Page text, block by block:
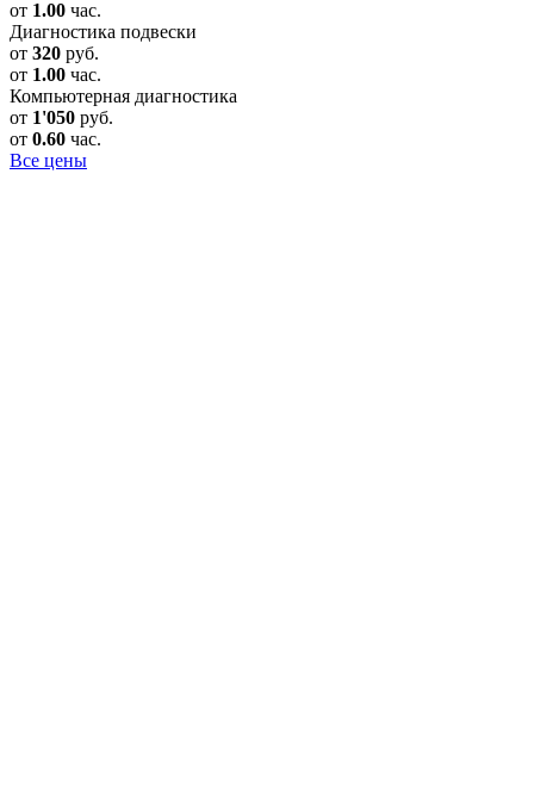
от 1.00 час.
Диагностика подвески
от 320 руб.
от 1.00 час.
Компьютерная диагностика
от 1'050 руб.
от 0.60 час.
Все цены